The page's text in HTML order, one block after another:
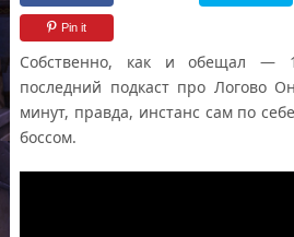
Pin it
Собственно, как и обещал —
последний подкаст про Логово
минут, правда, инстанс сам по
боссом.